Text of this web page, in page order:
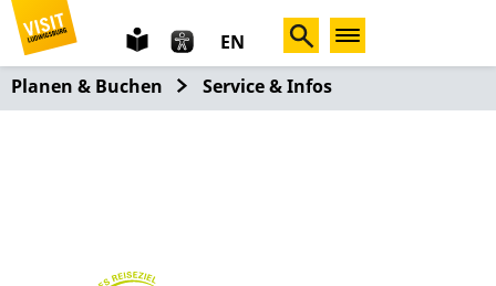
leichte
Sprache
EN
Planen & Buchen
Service & Infos